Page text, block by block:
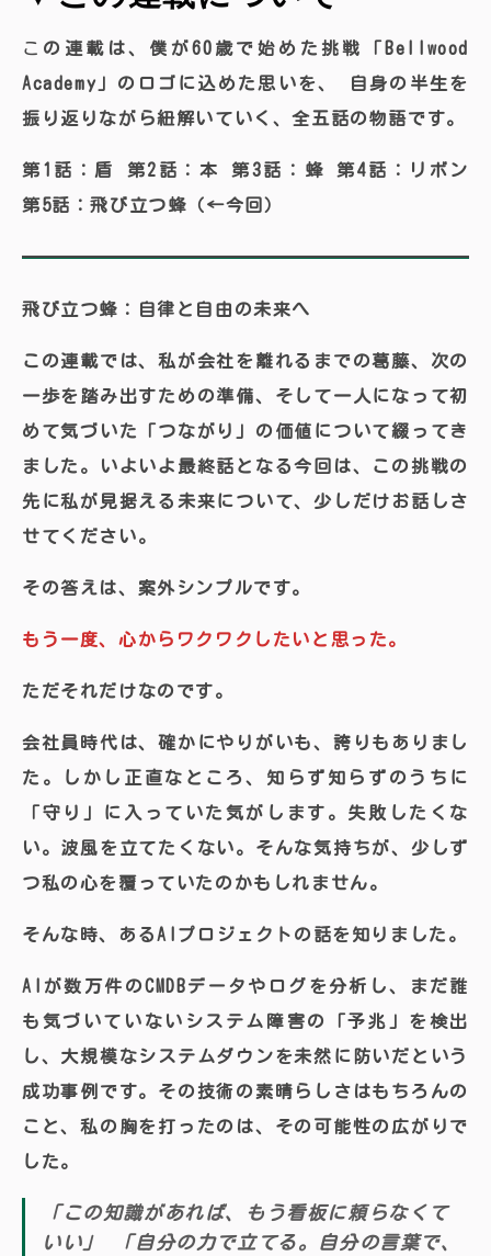
この連載は、僕が60歳で始めた挑戦「Bellwood
Academy」のロゴに込めた思いを、 自身の半生を
振り返りながら紐解いていく、全五話の物語です。
第1話：盾 第2話：本 第3話：蜂
第4話：リボン
第5話：飛び立つ蜂（←今回）
飛び立つ蜂：自律と自由の未来へ
この連載では、私が会社を離れるまでの葛藤、次の
一歩を踏み出すための準備、そして一人になって初
めて気づいた「つながり」の価値について綴ってき
ました。いよいよ最終話となる今回は、この挑戦の
先に私が見据える未来について、少しだけお話しさ
せてください。
その答えは、案外シンプルです。
もう一度、心から ワクワクしたい と思った。
ただそれだけなのです。
会社員時代は、確かにやりがいも、誇りもありまし
た。しかし正直なところ、知らず知らずのうちに
「守り」に入っていた気がします。失敗したくな
い。波風を立てたくない。そんな気持ちが、少しず
つ私の心を覆っていたのかもしれません。
そんな時、あるAIプロジェクトの話を知りました。
AIが数万件のCMDBデータやログを分析し、まだ誰
も気づいていないシステム障害の「予兆」を検出
し、大規模なシステムダウンを未然に防いだという
成功事例です。その技術の素晴らしさはもちろんの
こと、私の胸を打ったのは、その 可能性の広がり で
した。
「この知識があれば、もう看板に頼らなくて
いい」 「自分の力で立てる。自分の言葉で、